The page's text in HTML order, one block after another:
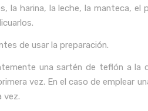
la harina, la leche, la manteca, el
de usar la preparación.
una sartén de teflón a la
vez. En el caso de emplear
vez.